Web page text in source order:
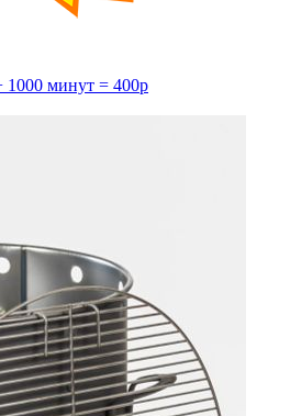
1000 минут = 400р